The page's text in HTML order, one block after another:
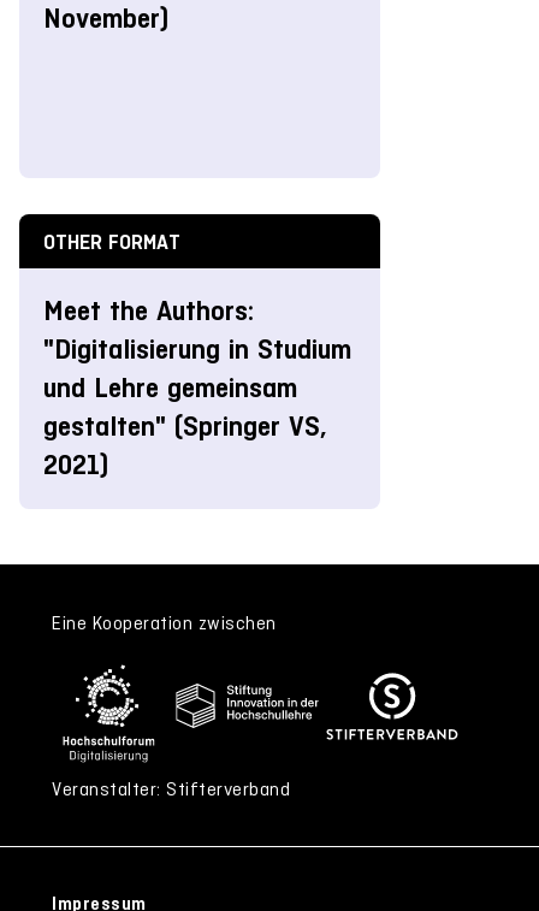
November)
OTHER FORMAT
Meet the Authors:
"Digitalisierung in Studium
und Lehre gemeinsam
gestalten" (Springer VS,
2021)
Eine Kooperation zwischen
Veranstalter: Stifterverband
Impressum